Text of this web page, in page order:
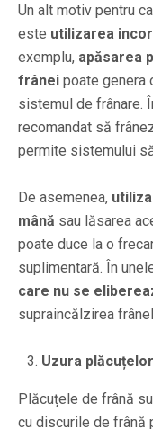
Un alt motiv pentru
este utilizarea
exemplu, apăsarea
frânei poate genera
sistemul de frânare.
recomandat să
permite sistemului
De asemenea,
mână sau lăsarea
poate duce la o
suplimentară. În
care nu se
supraincălzirea
Uzura
Plăcuțele de frână
cu discurile de frână